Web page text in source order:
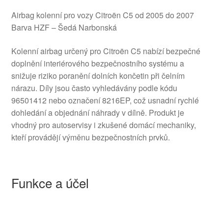
Airbag kolenní pro vozy Citroën C5 od 2005 do 2007
Barva HZF – Šedá Narbonská
Kolenní airbag určený pro Citroën C5 nabízí bezpečné
doplnění interiérového bezpečnostního systému a
snižuje riziko poranění dolních končetin při čelním
nárazu. Díly jsou často vyhledávány podle kódu
96501412 nebo označení 8216EP, což usnadní rychlé
dohledání a objednání náhrady v dílně. Produkt je
vhodný pro autoservisy i zkušené domácí mechaniky,
kteří provádějí výměnu bezpečnostních prvků.
Funkce a účel